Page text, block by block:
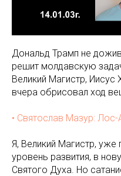
Дональд Трамп не
решит молдавскую
Великий Магистр, Иисус
вчера обрисовал ход
• Святослав Мазур:
Я, Великий Магистр, уже
уровень развития, в
Святого Духа. Но